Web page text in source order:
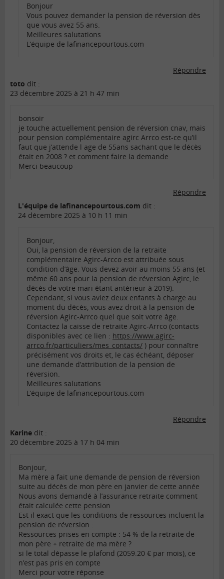
Bonjour
Vous pouvez demander la pension de réversion dès
que vous avez 55 ans.
Meilleures salutations
L’équipe de lafinancepourtous.com
Répondre
toto dit :
23 décembre 2025 à 21 h 47 min
bonsoir
je touche actuellement pension de réversion cnav, mais
pour pension complémentaire agirc Arrco est-ce qu’il
faut que j’attende l age de 55ans sachant que le décès
était en 2008 ? et comment faire la demande
Merci beaucoup
Répondre
L'équipe de lafinancepourtous.com dit :
24 décembre 2025 à 10 h 11 min
Bonjour,
Oui, la pension de réversion de la retraite
complémentaire Agirc-Arcco est attribuée sous
condition d’âge. Vous devez avoir au moins 55 ans (et
même 60 ans pour la pension de réversion Agirc, le
décès de votre mari étant antérieur à 2019).
Cependant, si vous aviez deux enfants à charge au
moment du décès, vous avez droit à la pension de
réversion Agirc-Arrco quel que soit votre âge.
Contactez la caisse de retraite Agirc-Arrco (contacts
disponibles avec ce lien : https://www.agirc-
arrco.fr/particuliers/mes_contacts/ ) pour connaître
précisément vos droits et, le cas échéant, déposer
une demande d’attribution de la pension de
réversion.
Meilleures salutations
L’équipe de lafinancepourtous.com
Répondre
Karine dit :
20 décembre 2025 à 17 h 04 min
Bonjour,
Ma mère a fait une demande de pension de réversion
suite au décès de mon père en janvier de cette année
Nous avons demandé à l’assurance retraite comment
était calculée cette pension
Est il exact que les conditions de ressources incluent la
pension de réversion :
Ressources prises en compte : 54 % de la retraite de
mon père + retraite de ma mère ?
si le total dépasse le plafond (2059.20 € par mois), ce
n’est pas pris en compte
Merci pour votre réponse